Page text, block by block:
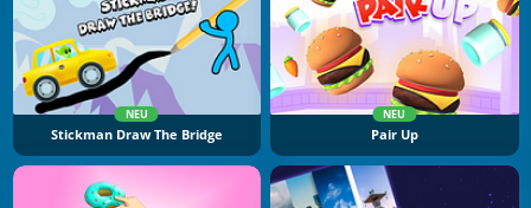
NEU
Stickman Draw The Bridge
NEU
Pair Up